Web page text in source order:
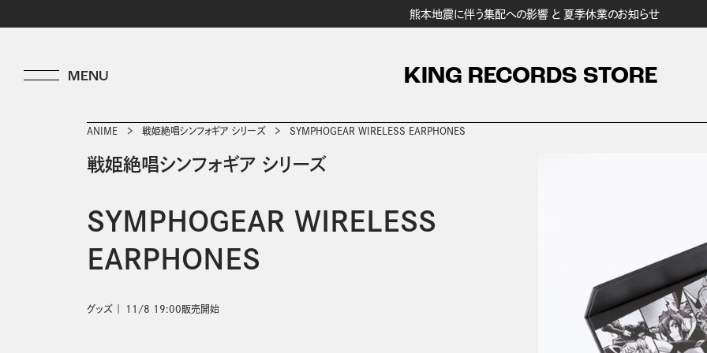
熊本地震に伴う集配への影響 と 夏季休業のお知らせ
KING RECORDS STORE
ANIME 戦姫絶唱シンフォギア シリーズ SYMPHOGEAR WIRELESS EARPHONES
戦姫絶唱シンフォギア シリーズ
SYMPHOGEAR WIRELESS
EARPHONES
グッズ 11/8 19:00販売開始